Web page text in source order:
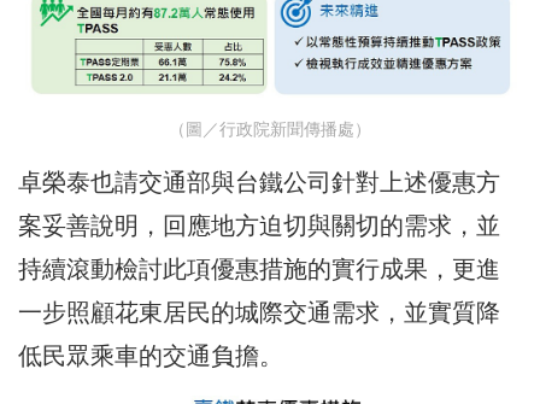
（圖／行政院新聞傳播處）
卓榮泰也請交通部與台鐵公司針對上述優惠方
案妥善說明，回應地方迫切與關切的需求，並
持續滾動檢討此項優惠措施的實行成果，更進
一步照顧花東居民的城際交通需求，並實質降
低民眾乘車的交通負擔。